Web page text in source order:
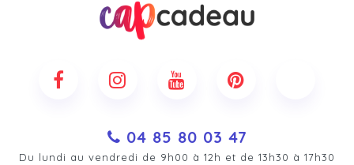
04 85 80 03 47
Du lundi au vendredi de 9h00 à 12h et de 13h30 à 17h30